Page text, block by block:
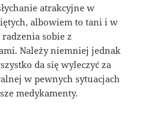
atrakcyjne w
albowiem to tani i w
sobie z
Należy niemniej jednak
da się wyleczyć za
w pewnych sytuacjach
medykamenty.